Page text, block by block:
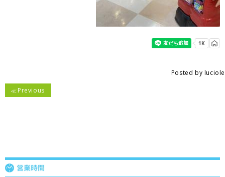
Posted by luciole
Previous